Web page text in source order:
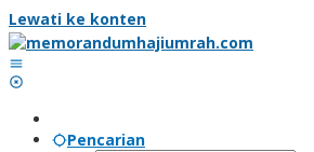
Lewati ke konten
Pencarian